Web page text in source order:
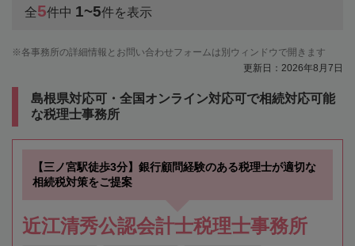
全5件中 1~5件を表示
各事務所の詳細情報とお問い合わせフォームは別ウィンドウで開きます
更新日：2026年8月7日
島根県対応可・全国オンライン対応可で相続対応可能
な税理士事務所
【三ノ宮駅徒歩3分】銀行顧問経験のある税理士が適切な
相続税対策をご提案
近江清秀公認会計士税理士事務所